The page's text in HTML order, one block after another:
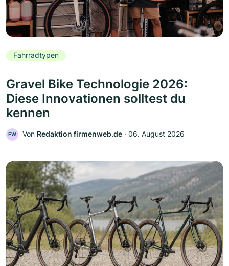
Fahrradtypen
Gravel Bike Technologie 2026:
Diese Innovationen solltest du
kennen
FW Von Redaktion firmenweb.de ‧ 06. August 2026